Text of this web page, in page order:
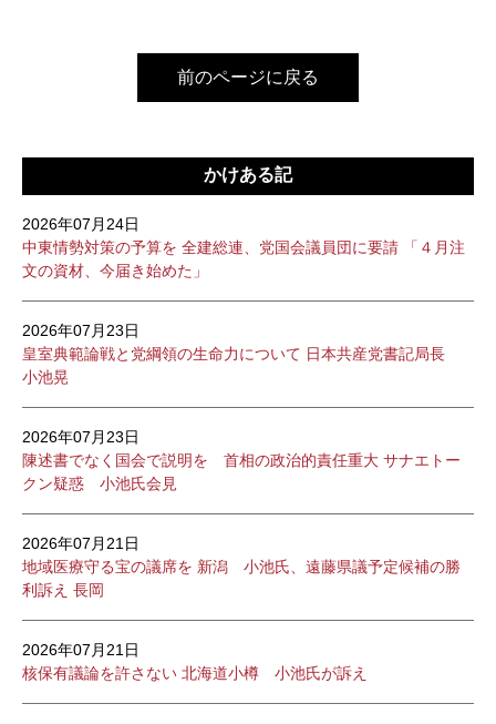
前のページに戻る
かけある記
2026年07月24日
中東情勢対策の予算を 全建総連、党国会議員団に要請 「４月注
文の資材、今届き始めた」
2026年07月23日
皇室典範論戦と党綱領の生命力について 日本共産党書記局長
小池晃
2026年07月23日
陳述書でなく国会で説明を 首相の政治的責任重大 サナエトー
クン疑惑 小池氏会見
2026年07月21日
地域医療守る宝の議席を 新潟 小池氏、遠藤県議予定候補の勝
利訴え 長岡
2026年07月21日
核保有議論を許さない 北海道小樽 小池氏が訴え